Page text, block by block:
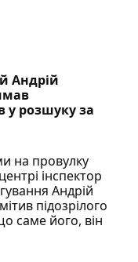
Андрій
у розшукуза
на провулку
інспектор
Андрій
підозрілого
саме його, він